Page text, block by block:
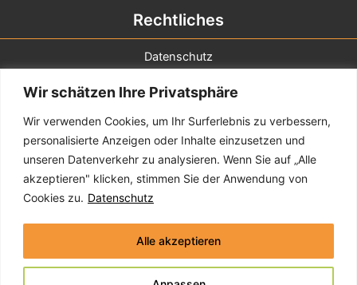
Wir schätzen Ihre Privatsphäre
Wir verwenden Cookies, um Ihr Surferlebnis zu verbessern,
personalisierte Anzeigen oder Inhalte einzusetzen und
unseren Datenverkehr zu analysieren. Wenn Sie auf „Alle
akzeptieren" klicken, stimmen Sie der Anwendung von
Cookies zu. Datenschutz
Alle akzeptieren
Rechtliches
Datenschutz
Impressum
Sie erreichen uns
Montag - Donnerstag 8:00 - 17:00
Freitag